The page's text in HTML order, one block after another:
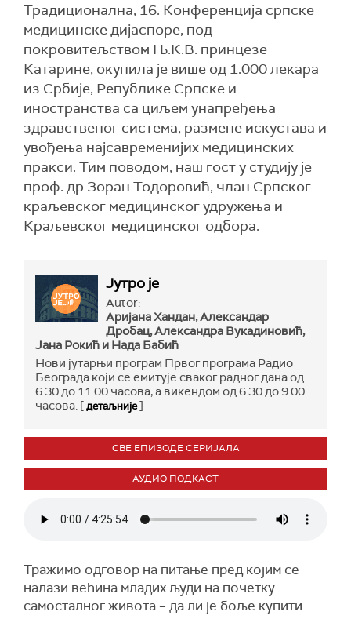
Традиционална, 16. Конференција српске
медицинске дијаспоре, под
покровитељством Њ.К.В. принцезе
Катарине, окупила је више од 1.000 лекара
из Србије, Републике Српске и
иностранства са циљем унапређења
здравственог система, размене искустава и
увођења најсавременијих медицинских
пракси. Тим поводом, наш гост у студију је
проф. др Зоран Тодоровић, члан Српског
краљевског медицинског удружења и
Краљевског медицинског одбора.
Јутро је
Autor:
Аријана Хандан, Александар
Дробац, Александра Вукадиновић,
Јана Рокић и Нада Бабић
Нови јутарњи програм Првог програма Радио
Београда који се емитује сваког радног дана од
6:30 до 11:00 часова, а викендом од 6:30 до 9:00
часова. [детаљније]
СВЕ ЕПИЗОДЕ СЕРИЈАЛА
АУДИО ПОДКАСТ
Тражимо одговор на питање пред којим се
налази већина младих људи на почетку
самосталног живота – да ли је боље купити